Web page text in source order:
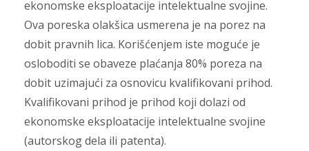
ekonomske eksploatacije intelektualne svojine.
Ova poreska olakšica usmerena je na porez na
dobit pravnih lica. Korišćenjem iste moguće je
osloboditi se obaveze plaćanja 80% poreza na
dobit uzimajući za osnovicu kvalifikovani prihod.
Kvalifikovani prihod je prihod koji dolazi od
ekonomske eksploatacije intelektualne svojine
(autorskog dela ili patenta).